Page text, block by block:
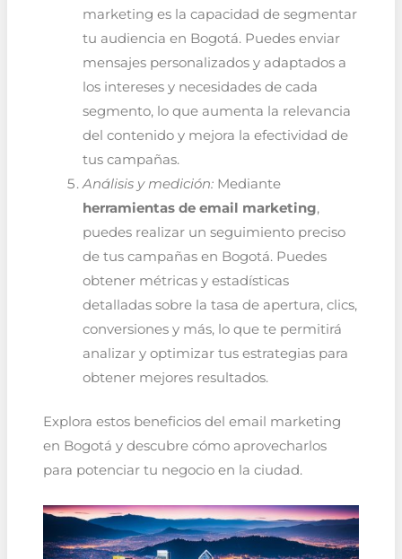
marketing es la capacidad de segmentar
tu audiencia en Bogotá. Puedes enviar
mensajes personalizados y adaptados a
los intereses y necesidades de cada
segmento, lo que aumenta la relevancia
del contenido y mejora la efectividad de
tus campañas.
Análisis y medición:Mediante
herramientas de email marketing,
puedes realizar un seguimiento preciso
de tus campañas en Bogotá. Puedes
obtener métricas y estadísticas
detalladas sobre la tasa de apertura, clics,
conversiones y más, lo que te permitirá
analizar y optimizar tus estrategias para
obtener mejores resultados.
Explora estos beneficios del email marketing
en Bogotá y descubre cómo aprovecharlos
para potenciar tu negocio en la ciudad.